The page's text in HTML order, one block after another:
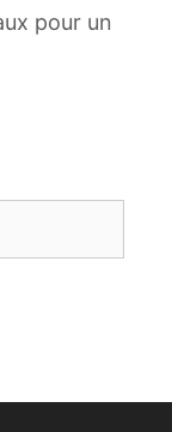
pour un